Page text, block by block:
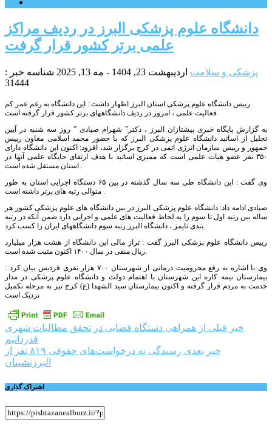
دانشگاه علوم پزشکی البرز در ردیف مراکز
علمی برتر کشور قرار گرفت
پزشکی و سلامت اردیبهشت 23, 1404 - مه 13, 2025
شناسه خبر :
31444
رییس دانشگاه علوم پزشکی استان البرز اظهار داشت : این دانشگاه به رغم عمر کم
فعالیت علمی ، امروز در ردیف دانشگاههای برتر کشور قرار گرفته است.
به گزارش پایگاه خبری پیشتازان البرز ، دکتر” شهرام صیادی ” روز سه شنبه در آیین
تجلیل از اساتید دانشگاه علوم پزشکی البرز که با حضور محمد اسلامی معاون رییس
جمهور و رییس سازمان انرژی اتمی در کرج برگزار شد، افزود: اکنون این دانشگاه دارای
۳۵۰ نفر عضو هیات علمی است که ممیزی اساتید با هدف ارتقای جایگاه علمی آنها در
استان مستقل شده است .
وی گفت : این دانشگاه طی سه سال گذشته در بین ۶۵ دستگاه اجرایی استان به طور
متوالی رتبه های برتر داشته است .
صیادی ادامه داد: دانشگاه علوم پزشکی البرز در بین دانشگاه های علوم پزشکی کشور هر
ساله بین رتبه اول تا سوم را به لحاظ فعالیت های علمی و اجرایی دارد ضمن آنکه در رتبه
بندی تایمز ، دانشگاه البرز رتبه سوم دانشگاههای ایران را کسب کرد.
رییس دانشگاه علوم پزشکی البرز گفت : تراز مالی این دانشگاه از هشت هزار میلیارد
ریال منفی در سال ۱۴۰۰ اکنون مثبت شده است.
وی با اشاره به رفع محرومیت درمانی از شهرستان ۷۰۰ هزار نفری فردیس بیان کرد :
بیمارستان نیمه کاره این شهرستان با اهتمام دولت و دانشگاه علوم پزشکی در مدار
خدمت به مردم قرار گرفته و اکنون بیمارستان سید الشهدا (ع) کرج نیز به مرحله تکمیل
نزدیک است
راهبری
نوشته
خبر قبلی از همراهی دستگاه قضایی در تحقق مطالبات شهری
قدردانیم
خبر بعدی
رسیدگی به درخواست‌های حقوقی ۸۱۹ نفر از
البرزنشینان
اشتراک گذاری